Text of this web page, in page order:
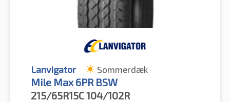
Lanvigator Sommerdæk
Mile Max 6PR BSW
215/65R15C104/102R